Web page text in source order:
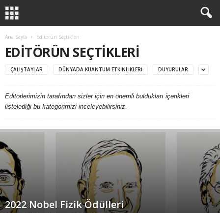
Ana Sayfa Editörün Seçtikleri
EDITÖRÜN SEÇTIKLERI
ÇALIŞTAYLAR DÜNYADA KUANTUM ETKINLIKLERI DUYURULAR
Editörlerimizin tarafından sizler için en önemli buldukları içerikleri
listelediği bu kategorimizi inceleyebilirsiniz.
2022 Nobel Fizik Ödülleri